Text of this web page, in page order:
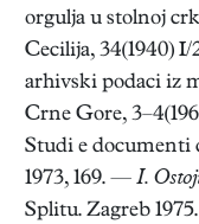
orgulja u stolnoj
Cecilija, 34(1940)
arhivski podaci iz
Crne Gore,
Studi e documenti
1973, 169. — I.
Splitu. Zagreb 1975.